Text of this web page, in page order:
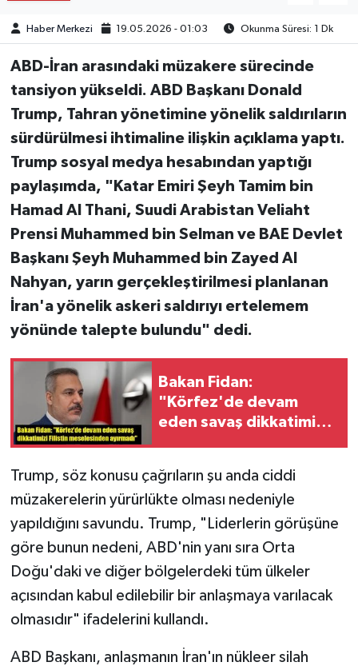
Haber Merkezi 19.05.2026 - 01:03 Okunma Süresi: 1 Dk
ABD-İran arasındaki müzakere sürecinde
tansiyon yükseldi. ABD Başkanı Donald
Trump, Tahran yönetimine yönelik saldırıların
sürdürülmesi ihtimaline ilişkin açıklama yaptı.
Trump sosyal medya hesabından yaptığı
paylaşımda, "Katar Emiri Şeyh Tamim bin
Hamad Al Thani, Suudi Arabistan Veliaht
Prensi Muhammed bin Selman ve BAE Devlet
Başkanı Şeyh Muhammed bin Zayed Al
Nahyan, yarın gerçekleştirilmesi planlanan
İran'a yönelik askeri saldırıyı ertelemem
yönünde talepte bulundu" dedi.
Bakan Fidan:
"Körfez'de devam
eden savaş dikkatimizi
Trump, söz konusu çağrıların şu anda ciddi
müzakerelerin yürürlükte olması nedeniyle
yapıldığını savundu. Trump, "Liderlerin görüşüne
göre bunun nedeni, ABD'nin yanı sıra Orta
Doğu'daki ve diğer bölgelerdeki tüm ülkeler
açısından kabul edilebilir bir anlaşmaya varılacak
olmasıdır" ifadelerini kullandı.
ABD Başkanı, anlaşmanın İran'ın nükleer silah